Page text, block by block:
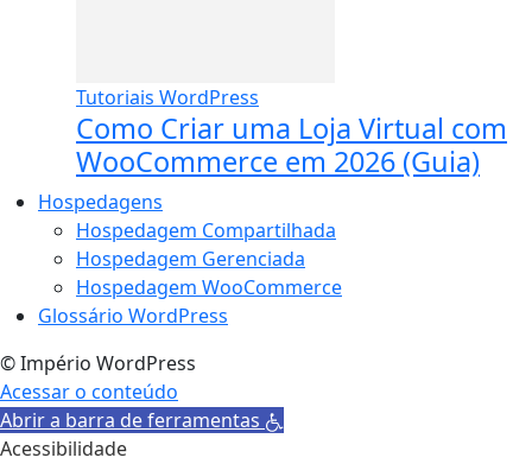
Tutoriais WordPress
Como Criar uma Loja Virtual com
WooCommerce em 2026 (Guia)
Hospedagens
Hospedagem Compartilhada
Hospedagem Gerenciada
Hospedagem WooCommerce
Glossário WordPress
© Império WordPress
Acessar o conteúdo
Abrir a barra de ferramentas
Acessibilidade